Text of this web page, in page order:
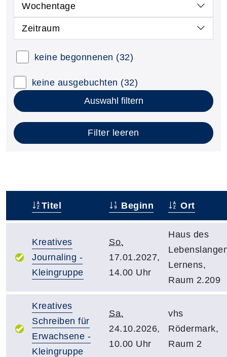
Wochentage
Zeitraum
keine begonnenen (32)
keine ausgebuchten (32)
Auswahl filtern
Filter leeren
Titel Beginn Ort
Kreatives
Journaling -
Kleingruppe
So.
17.01.2027,
14.00 Uhr
Haus des
Lernens,
Raum 2.209
Kreatives
Schreiben für
Erwachsene -
Kleingruppe
Sa.
24.10.2026,
10.00 Uhr
vhs
Rödermark,
Raum 2